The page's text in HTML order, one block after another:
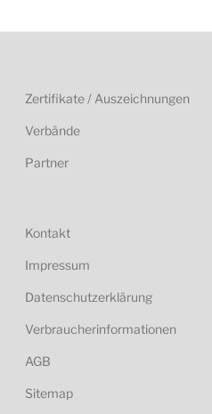
Zertifikate / Auszeichnungen
Verbände
Partner
Kontakt
Impressum
Datenschutzerklärung
Verbraucherinformationen
AGB
Sitemap